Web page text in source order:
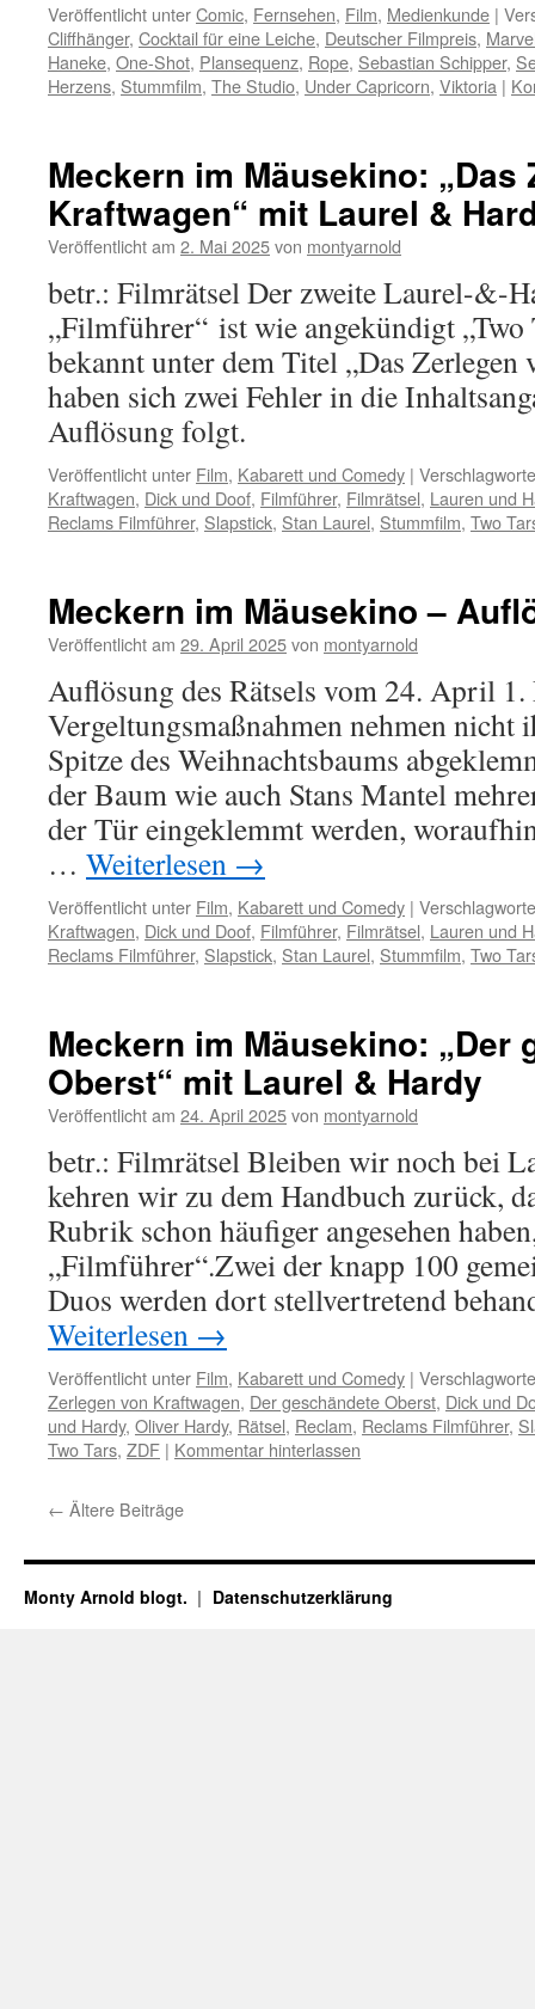
Veröffentlicht unterComic, Fernsehen, Film, Medienkunde |
Cliffhänger, Cocktail für eine Leiche, Deutscher Filmpreis,
Haneke, One-Shot, Plansequenz, Rope, Sebastian Schipper,
Herzens, Stummfilm, The Studio, Under Capricorn, Viktoria |
Meckern im Mäusekino: „Das
Kraftwagen“ mit Laurel &
Veröffentlicht am 2. Mai 2025von montyarnold
betr.: Filmrätsel Der zweite Laurel-&-
„Filmführer“ ist wie angekündigt „Two
bekannt unter dem Titel „Das
haben sich zwei Fehler in die
Auflösung folgt.
Veröffentlicht unter Film, Kabarett und Comedy |
Kraftwagen, Dick und Doof, Filmführer, Filmrätsel, Lauren und
Reclams Filmführer, Slapstick, Stan Laurel, Stummfilm, Two
Meckern im Mäusekino –
Veröffentlicht am 29. April 2025von montyarnold
Auflösung des Rätsels vom 24. April 1.
Vergeltungsmaßnahmen nehmen nicht
Spitze des Weihnachtsbaums
der Baum wie auch Stans Mantel
der Tür eingeklemmt werden,
… Weiterlesen →
Veröffentlicht unter Film, Kabarett und Comedy |
Kraftwagen, Dick und Doof, Filmführer, Filmrätsel, Lauren und
Reclams Filmführer, Slapstick, Stan Laurel, Stummfilm, Two
Meckern im Mäusekino: „Der
Oberst“ mit Laurel & Hardy
Veröffentlicht am 24. April 2025von montyarnold
betr.: Filmrätsel Bleiben wir noch bei
kehren wir zu dem Handbuch zurück,
Rubrik schon häufiger angesehen
„Filmführer“.Zwei der knapp 100
Duos werden dort stellvertretend
Weiterlesen →
Veröffentlicht unter Film, Kabarett und Comedy |
Zerlegen von Kraftwagen, Der geschändete Oberst, Dick und
und Hardy, Oliver Hardy, Rätsel, Reclam, Reclams Filmführer,
Two Tars, ZDF | Kommentar hinterlassen
← Ältere Beiträge
Monty Arnold blogt. Datenschutz­erklärung